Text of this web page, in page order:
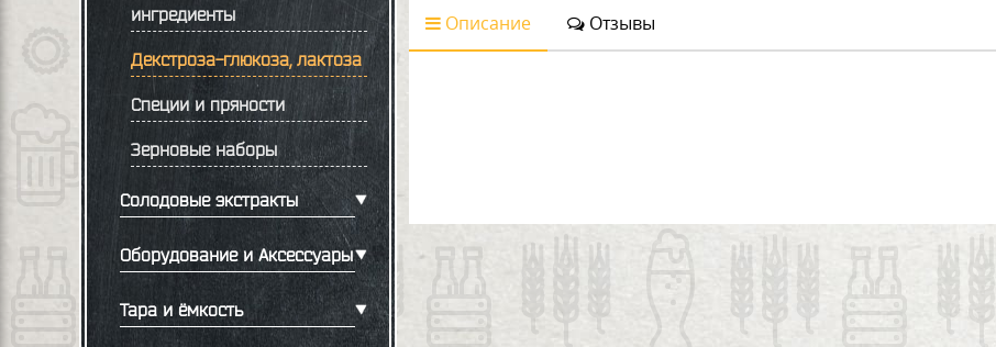
ингредиенты
Декстроза-глюкоза, лактоза
Специи и пряности
Зерновые наборы
Солодовые экстракты
Оборудование и Аксессуары
Тара и ёмкость
Описание Отзывы